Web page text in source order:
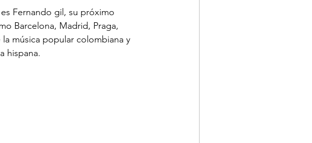
Fernando gil, su próximo
Barcelona, Madrid, Praga,
música popular colombiana y
hispana.